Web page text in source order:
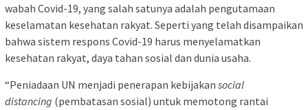
wabah Covid-19, yang salah satunya adalah pengutamaan
keselamatan kesehatan rakyat. Seperti yang telah disampaikan
bahwa sistem respons Covid-19 harus menyelamatkan
kesehatan rakyat, daya tahan sosial dan dunia usaha.
“Peniadaan UN menjadi penerapan kebijakan social
distancing (pembatasan sosial) untuk memotong rantai